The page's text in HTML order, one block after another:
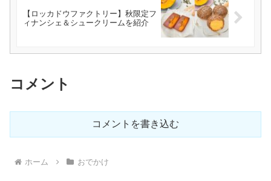
【ロッカドウファクトリー】秋限定フ
ィナンシェ＆シュークリームを紹介
コメント
コメントを書き込む
ホーム おでかけ